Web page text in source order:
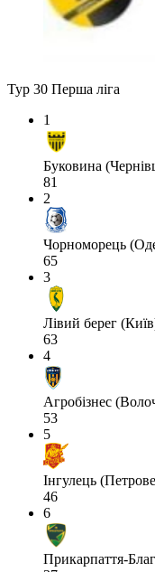
Тур 30 Перша ліга
1
Буковина
81
2
Чорноморець
65
3
Лівий берег
63
4
Агробізнес
53
5
Інгулець
46
6
Прикарпаття-